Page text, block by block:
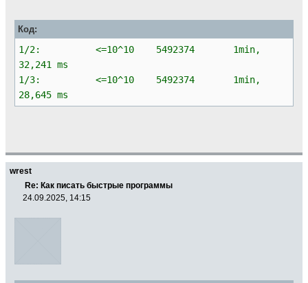
Код:
1/2: <=10^10 5492374 1min,
32,241 ms
1/3: <=10^10 5492374 1min,
28,645 ms
wrest
Re: Как писать быстрые программы
24.09.2025, 14:15